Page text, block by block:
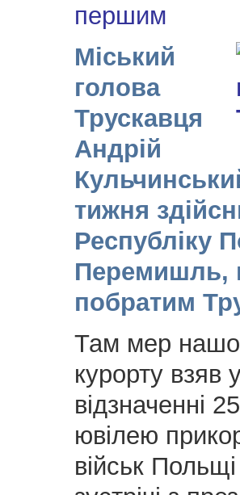
першим
Міський
голова
Трускавця
Андрій
тижня
Республіку
Перемишль,
побратим
Там мер
курорту взяв
відзначенні
ювілею
військ